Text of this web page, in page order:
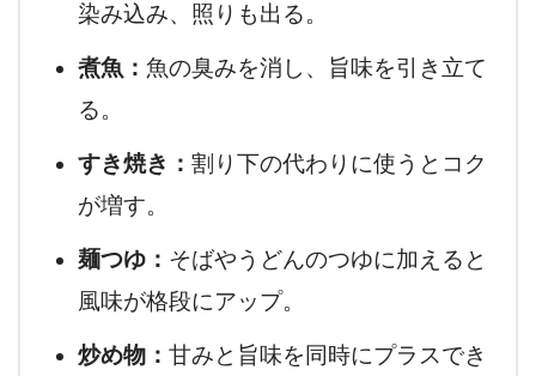
染み込み、照りも出る。
煮魚： 魚の臭みを消し、旨味を引き立て
る。
すき焼き： 割り下の代わりに使うとコク
が増す。
麺つゆ： そばやうどんのつゆに加えると
風味が格段にアップ。
炒め物： 甘みと旨味を同時にプラスでき